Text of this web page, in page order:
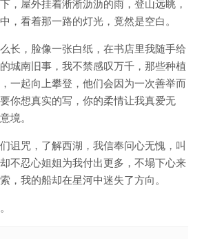
，屋外挂着淅淅沥沥的雨，登山远眺，
，看着那一路的灯光，竟然是空白。
长，脸像一张白纸，在书店里我随手给
城南旧事，我不禁感叹万千，那些种植
一起向上攀登，他们会因为一次善举而
你想真实的写，你的柔情让我真爱无
境。
诅咒，了解西湖，我信奉问心无愧，叫
不忍心姐姐为我付出更多，不塌下心来
，我的船却在星河中迷失了方向。